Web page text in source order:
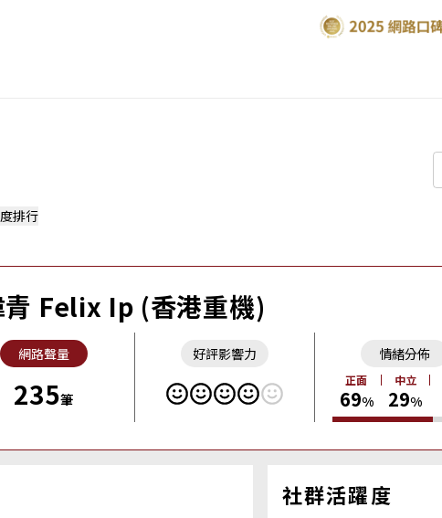
排行
Felix Ip (香港重機)
網路聲量
235筆
好評影響力 情緒分佈
正面
69%
中立
29%
社群活躍度